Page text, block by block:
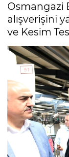
Osmangazi
alışverişini
ve Kesim